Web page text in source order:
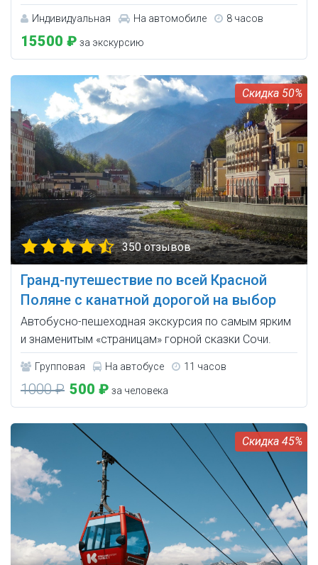
Индивидуальная На автомобиле 8 часов
15500 ₽ за экскурсию
50%
350 отзывов
Гранд-путешествие по всей Красной
Поляне с канатной дорогой на выбор
Автобусно-пешеходная экскурсия по самым ярким
и знаменитым «страницам» горной сказки Сочи.
Групповая На автобусе 11 часов
1000 ₽ 500 ₽ за человека
45%